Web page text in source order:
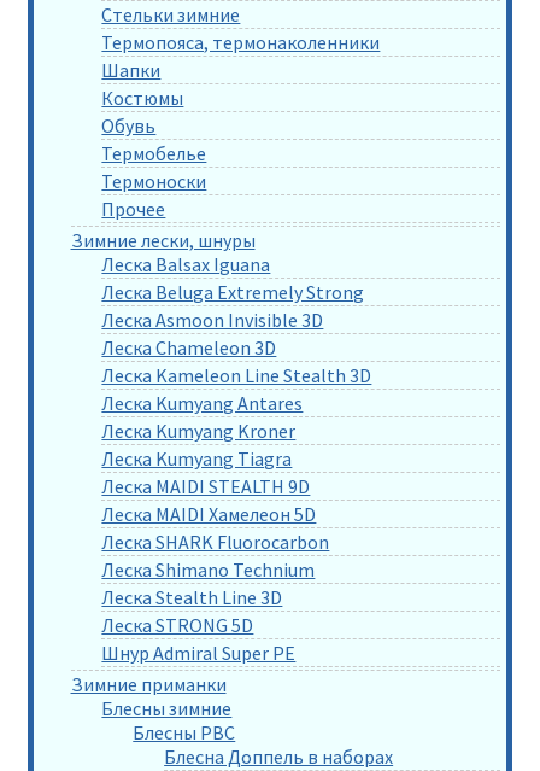
Стельки зимние
Термопояса, термонаколенники
Шапки
Костюмы
Обувь
Термобелье
Термоноски
Прочее
Зимние лески, шнуры
Леска Balsax Iguana
Леска Beluga Extremely Strong
Леска Asmoon Invisible 3D
Леска Chameleon 3D
Леска Kameleon Line Stealth 3D
Леска Kumyang Antares
Леска Kumyang Kroner
Леска Kumyang Tiagra
Леска MAIDI STEALTH 9D
Леска MAIDI Хамелеон 5D
Леска SHARK Fluorocarbon
Леска Shimano Technium
Леска Stealth Line 3D
Леска STRONG 5D
Шнур Admiral Super PE
Зимние приманки
Блесны зимние
Блесны РВС
Блесна Доппель в наборах